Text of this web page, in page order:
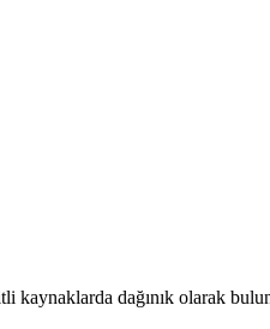
dağınık olarak